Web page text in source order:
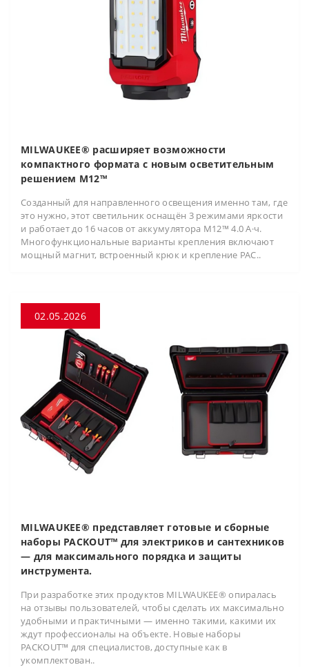
MILWAUKEE® расширяет возможности
компактного формата с новым осветительным
решением M12™
Созданный для направленного освещения именно там, где
это нужно, этот светильник оснащён 3 режимами яркости
и работает до 16 часов от аккумулятора M12™ 4.0 А·ч.
Многофункциональные варианты крепления включают
мощный магнит, встроенный крюк и крепление PAC..
02.05.2026
MILWAUKEE® представляет готовые и сборные
наборы PACKOUT™ для электриков и сантехников
— для максимального порядка и защиты
инструмента.
При разработке этих продуктов MILWAUKEE® опиралась
на отзывы пользователей, чтобы сделать их максимально
удобными и практичными — именно такими, какими их
ждут профессионалы на объекте. Новые наборы
PACKOUT™ для специалистов, доступные как в
укомплектован..